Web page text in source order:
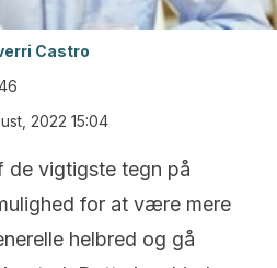
Castro
2022 15:04
de vigtigste tegn på
for at være mere
helbred og gå